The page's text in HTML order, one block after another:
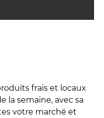
frais et locaux
la semaine, avec sa
votre marché et